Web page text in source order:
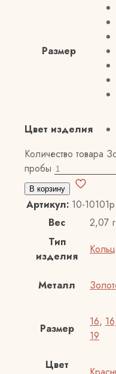
Размер
Цвет изделия
Количество товара
пробы
В корзину
Артикул: 10-10101р
Вес
2,07 г
Тип
изделия
Металл
Размер
16,
19
Цвет